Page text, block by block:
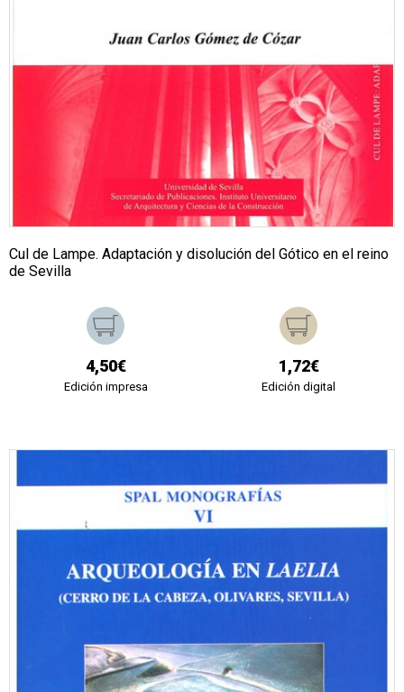
Cul de Lampe. Adaptación y disolución del Gótico en el reino
de Sevilla
4,50€
Edición impresa
1,72€
Edición digital